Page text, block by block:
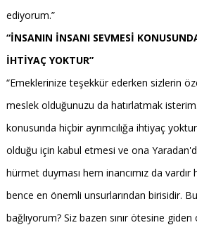
ediyorum.”
“İNSANIN İNSANI SEVMESİ
İHTİYAÇ YOKTUR”
“Emeklerinize teşekkür ederken sizlerin
meslek olduğunuzu da hatırlatmak
konusunda hiçbir ayrımcılığa ihtiyaç
olduğu için kabul etmesi ve ona
hürmet duyması hem inancımız da
bence en önemli unsurlarından birisidir.
bağlıyorum? Siz bazen sınır ötesine